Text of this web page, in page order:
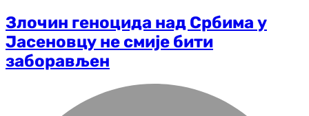
Злочин геноцида над Србима у
Јасеновцу не смије бити
заборављен